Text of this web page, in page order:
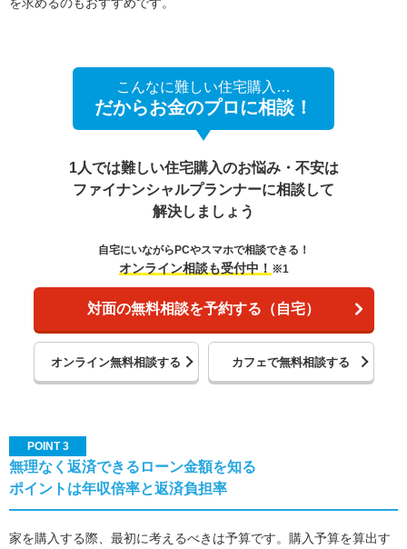
を求めるのもおすすめです。
こんなに難しい住宅購入…
だからお金のプロに相談！
1人では難しい住宅購入のお悩み・不安は
ファイナンシャルプランナーに相談して
解決しましょう
自宅にいながらPCやスマホで相談できる！
オンライン相談も受付中！ ※1
対面の無料相談を予約する（自宅）
オンライン無料相談する カフェで無料相談する
POINT 3
無理なく返済できるローン金額を知る
ポイントは年収倍率と返済負担率
家を購入する際、最初に考えるべきは予算です。購入予算を算出す